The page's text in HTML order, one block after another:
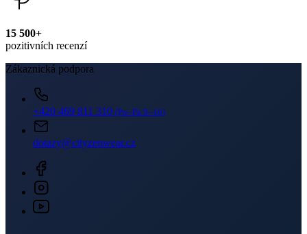
15 500+
pozitivních recenzí
Zákaznická podpora
+420 469 811 310 (Po–Pá 9–16)
dotazy@cityzenwear.cz